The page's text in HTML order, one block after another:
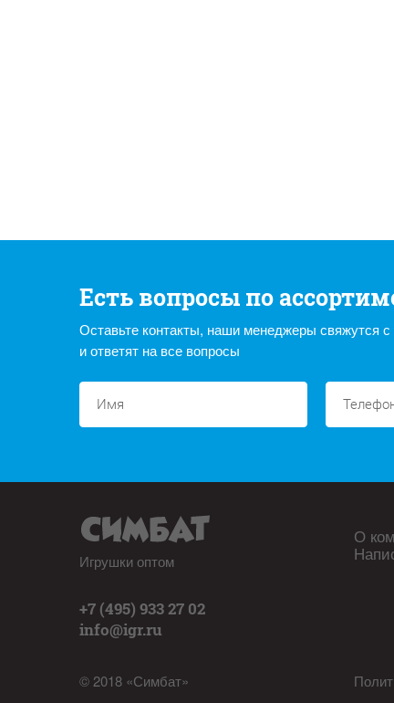
Есть вопросы по
Оставьте контакты, наши менеджеры свяжутся
и ответят на все вопросы
Игрушки оптом
+7 (495) 933 27 02
info@igr.ru
© 2018 «Симбат»
О